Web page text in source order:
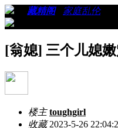
藏精阁 家庭乱伦
[翁媳] 三个儿媳
楼主 toughgirl
收藏2023-5-26